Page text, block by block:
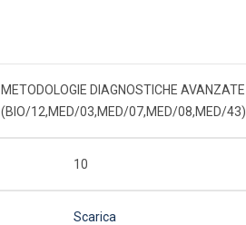
METODOLOGIE DIAGNOSTICHE AVANZATE
(BIO/12,MED/03,MED/07,MED/08,MED/43)
10
Scarica